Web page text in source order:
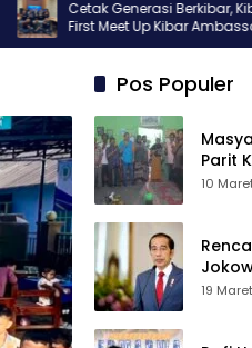
Cetak Generasi Berkibar,
First Meet Up Kibar Ambassador
Pos Populer
Parit
10
Pro
19